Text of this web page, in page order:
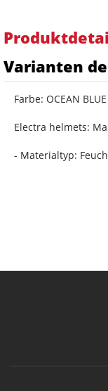
Varianten
Farbe: OCEAN BLUE
Electra helmets:
- Materialtyp: